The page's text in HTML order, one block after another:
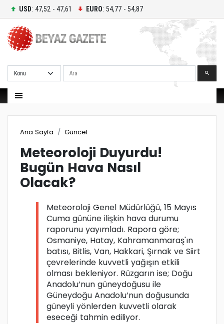
USD: 47,52 - 47,61 EURO: 54,77 - 54,87
Ara
Ana Sayfa Güncel
Meteoroloji Duyurdu!
Bugün Hava Nasıl
Olacak?
Meteoroloji Genel Müdürlüğü, 15 Mayıs
Cuma gününe ilişkin hava durumu
raporunu yayımladı. Rapora göre;
Osmaniye, Hatay, Kahramanmaraş'ın
batısı, Bitlis, Van, Hakkari, Şırnak ve Siirt
çevrelerinde kuvvetli yağışın etkili
olması bekleniyor. Rüzgarın ise; Doğu
Anadolu’nun güneydoğusu ile
Güneydoğu Anadolu’nun doğusunda
güneyli yönlerden kuvvetli olarak
eseceği tahmin ediliyor.